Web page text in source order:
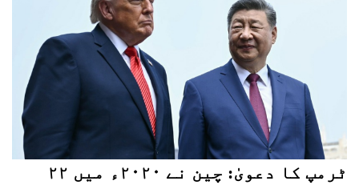
ٹرمپ کا دعویٰ: چین نے ۲۰۲۰ء میں ۲۲